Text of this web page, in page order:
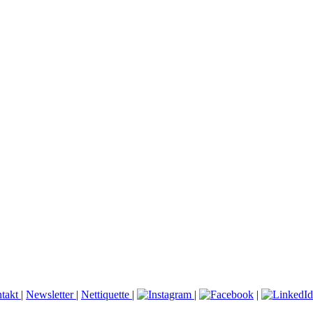
| Newsletter | Nettiquette | |
|